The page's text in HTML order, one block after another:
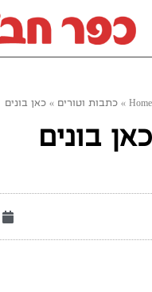
Home
» כתבות וטורים » כאן בונים
כאן בונים